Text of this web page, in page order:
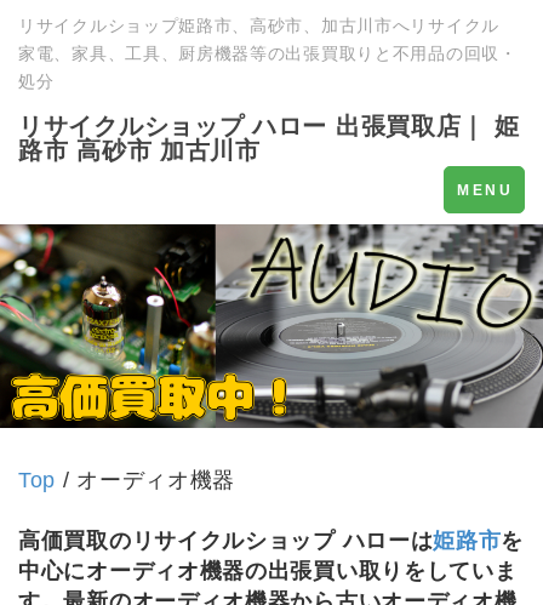
リサイクルショップ姫路市、高砂市、加古川市へリサイクル
家電、家具、工具、厨房機器等の出張買取りと不用品の回収・
処分
リサイクルショップ ハロー 出張買取店｜ 姫
路市 高砂市 加古川市
Toggle
MENU
Top / オーディオ機器
高価買取のリサイクルショップ ハローは姫路市を
中心にオーディオ機器の出張買い取りをしていま